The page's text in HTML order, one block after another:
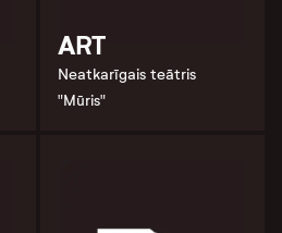
ART
Neatkarīgais teātris
"Mūris"